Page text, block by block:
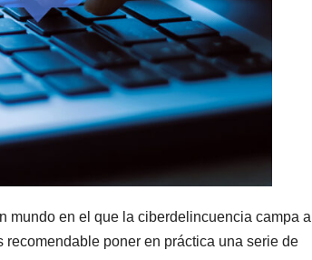
mundo en el que la ciberdelincuencia campa a
recomendable poner en práctica una serie de